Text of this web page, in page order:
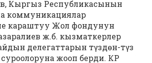
Кыргыз Республикасынын
коммуникациялар
караштуу Жол фондунун
ж.б. кызматкерлер
делегаттарын түздөн-түз
жооп берди. КР